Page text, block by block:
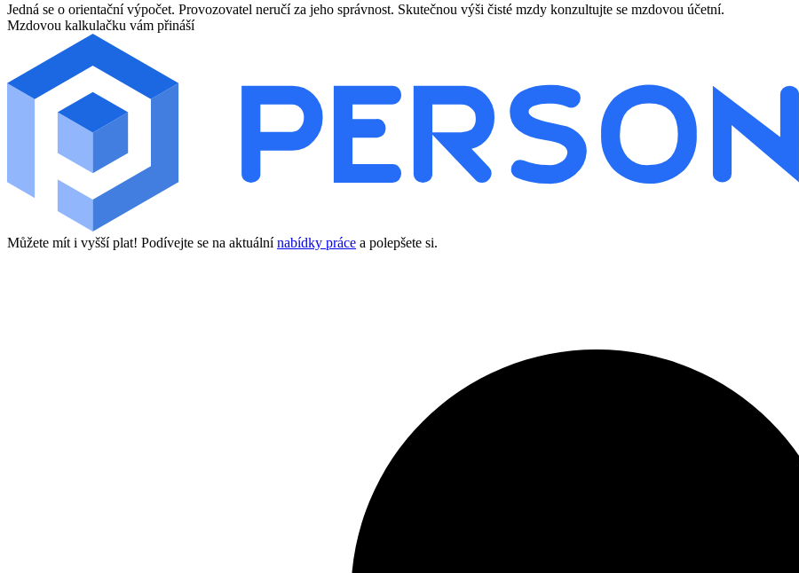
Jedná se o orientační výpočet. Provozovatel neručí za jeho správnost. Skutečnou výši čisté mzdy konzultujte se mzdovou účetní.
Mzdovou kalkulačku vám přináší
Můžete mít i vyšší plat! Podívejte se na aktuálnínabídky práce a polepšete si.